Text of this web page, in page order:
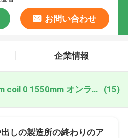
お問い合わせ
企業情報
mill finish aluminum coil 0 1550mm オンライン製造 (15)
しの製造所の終わりのア